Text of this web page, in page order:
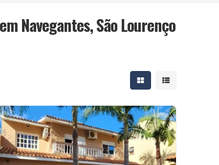
Navegantes, São Lourenço
Mostrar resultados em
Mostrar